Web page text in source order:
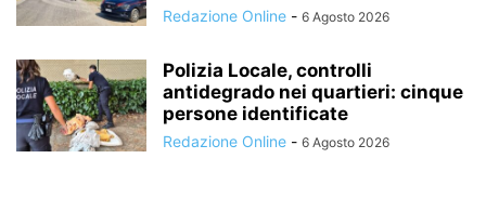
Redazione Online - 6 Agosto 2026
Polizia Locale, controlli
antidegrado nei quartieri: cinque
persone identificate
Redazione Online - 6 Agosto 2026